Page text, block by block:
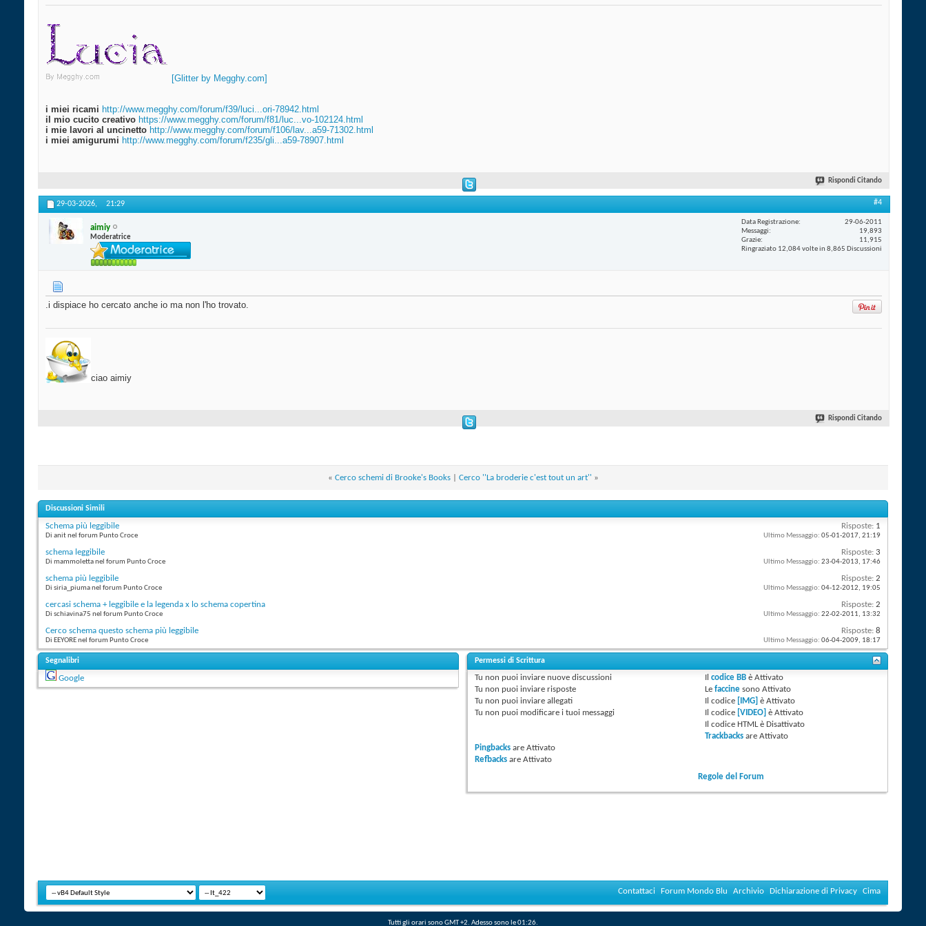
[Glitter by Megghy.com]
i miei ricami http://www.megghy.com/forum/f39/luci...ori-78942.html
il mio cucito creativo https://www.megghy.com/forum/f81/luc...vo-102124.html
i mie lavori al uncinetto http://www.megghy.com/forum/f106/lav...a59-71302.html
i miei amigurumi http://www.megghy.com/forum/f235/gli...a59-78907.html
Rispondi Citando
29-03-2026, 21:29 #4
aimiy
Moderatrice
Data Registrazione
29-06-2011
Messaggi
19,893
Grazie
11,915
Ringraziato 12,084 volte in 8,865 Discussioni
.i dispiace ho cercato anche io ma non l'ho trovato.
ciao aimiy
Rispondi Citando
« Cerco schemi di Brooke's Books| Cerco ''La broderie c'est tout un art'' »
Discussioni Simili
Schema più leggibile
Di anit nel forum Punto Croce
Risposte: 1
Ultimo Messaggio: 05-01-2017, 21:19
schema leggibile
Di mammoletta nel forum Punto Croce
Risposte: 3
Ultimo Messaggio: 23-04-2013, 17:46
schema più leggibile
Di siria_piuma nel forum Punto Croce
Risposte: 2
Ultimo Messaggio: 04-12-2012, 19:05
cercasi schema + leggibile e la legenda x lo schema copertina
Di schiavina75 nel forum Punto Croce
Risposte: 2
Ultimo Messaggio: 22-02-2011, 13:32
Cerco schema questo schema più leggibile
Di EEYORE nel forum Punto Croce
Risposte: 8
Ultimo Messaggio: 06-04-2009, 18:17
Segnalibri
Google
Permessi di Scrittura
Tu non puoi inviare nuove discussioni
Tu non puoi inviare risposte
Tu non puoi inviare allegati
Tu non puoi modificare i tuoi messaggi
Ilcodice BB èAttivato
Lefaccine sonoAttivato
Il codice
[IMG] èAttivato
Il codice [VIDEO] èAttivato
Il codice HTML è Disattivato
Trackbacks areAttivato
Pingbacks areAttivato
Refbacks areAttivato
Regole del Forum
Contattaci Forum Mondo Blu Archivio Dichiarazione di Privacy Cima
Tutti gli orari sono GMT +2. Adesso sono le01:26.